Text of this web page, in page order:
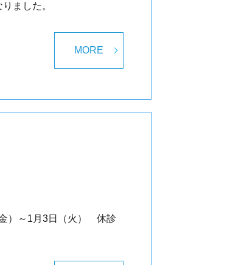
りました。
MORE
）～1月3日（火） 休診